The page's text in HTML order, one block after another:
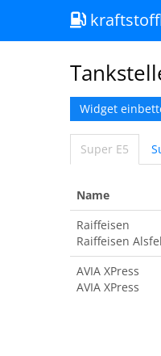
Widget
Super E5
Name
Raiffeisen
Raiffeisen
AVIA XPress
AVIA XPress